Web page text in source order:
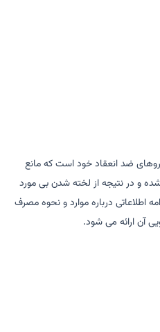
ضد انعقاد خود است که مانع
و در نتیجه از لخته شدن بی مورد
اطلاعاتی درباره موارد و نحوه مصرف
آن ارائه می شود.